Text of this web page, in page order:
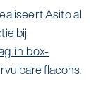
Asito al
bij
in box-
flacons.